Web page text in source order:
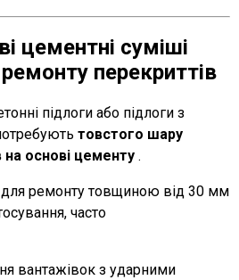
цементні суміші
перекриттів
підлоги або підлоги з
товстого шару
на основі цементу .
для ремонту товщиною від 30 мм
часто
вантажівок з ударними